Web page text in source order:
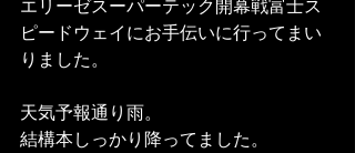
エリーゼスーパーテック開幕戦富士ス
ピードウェイにお手伝いに行ってまい
りました。
天気予報通り雨。
結構本しっかり降ってました。